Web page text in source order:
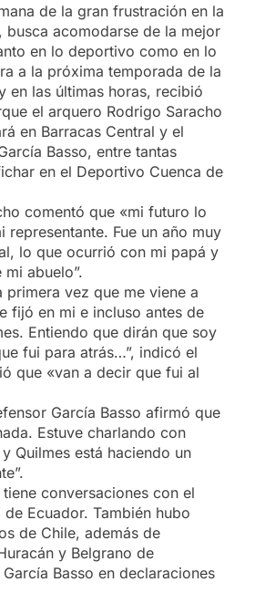
de la gran frustración en la
busca acomodarse de la mejor
en lo deportivo como en lo
a la próxima temporada de la
en las últimas horas, recibió
el arquero Rodrigo Saracho
en Barracas Central y el
Basso, entre tantas
en el Deportivo Cuenca de
comentó que «mi futuro lo
representante. Fue un año muy
lo que ocurrió con mi papá y
abuelo”.
primera vez que me viene a
fijó en mi e incluso antes de
Entiendo que dirán que soy
fui para atrás…”, indicó el
que «van a decir que fui al
García Basso afirmó que
Estuve charlando con
Quilmes está haciendo un
conversaciones con el
Ecuador. También hubo
de Chile, además de
y Belgrano de
Basso en declaraciones